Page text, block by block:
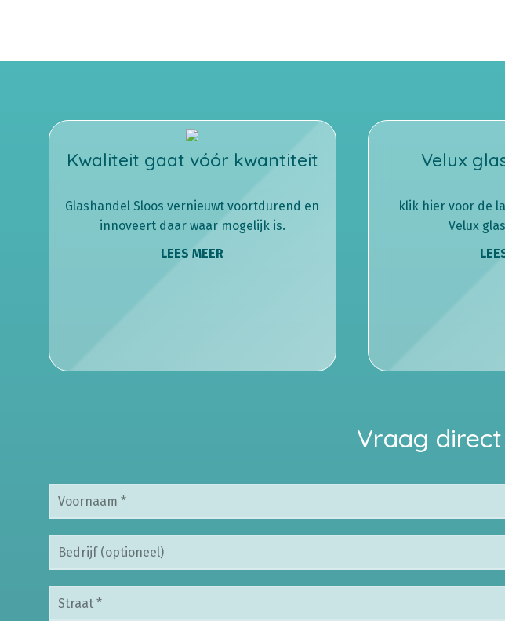
Kwaliteit gaat vóór kwantiteit
Glashandel Sloos vernieuwt voortdurend en
innoveert daar waar mogelijk is.
LEES MEER
Velux
klik hier voor de
Velux
Vraag